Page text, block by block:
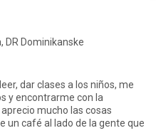
DR Dominikanske
dar clases a los niños, me
y encontrarme con la
mucho las cosas
un café al lado de la gente que